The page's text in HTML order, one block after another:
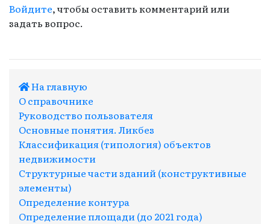
Войдите, чтобы оставить комментарий или
задать вопрос.
На главную
О справочнике
Руководство пользователя
Основные понятия. Ликбез
Классификация (типология) объектов
недвижимости
Структурные части зданий (конструктивные
элементы)
Определение контура
Определение площади (до 2021 года)